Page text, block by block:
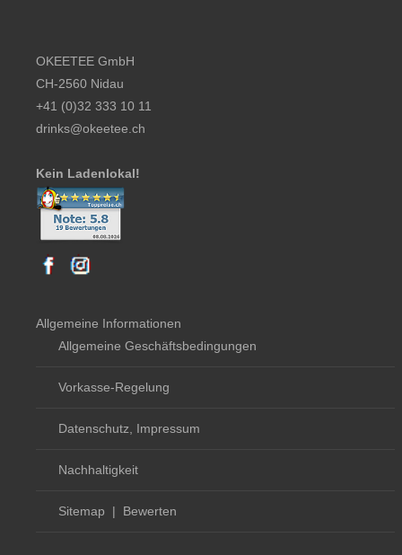
OKEETEE GmbH
CH-2560 Nidau
+41 (0)32 333 10 11
drinks@okeetee.ch
Kein Ladenlokal!
Allgemeine Informationen
Allgemeine Geschäftsbedingungen
Vorkasse-Regelung
Datenschutz, Impressum
Nachhaltigkeit
Sitemap | Bewerten